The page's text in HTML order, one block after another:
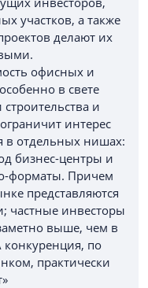
участков, а также
делают их
офисных и
в свете
и
интерес
в отдельных нишах:
бизнес-центры и
форматы. Причем
представляются
частные инвесторы
выше, чем в
по
практически